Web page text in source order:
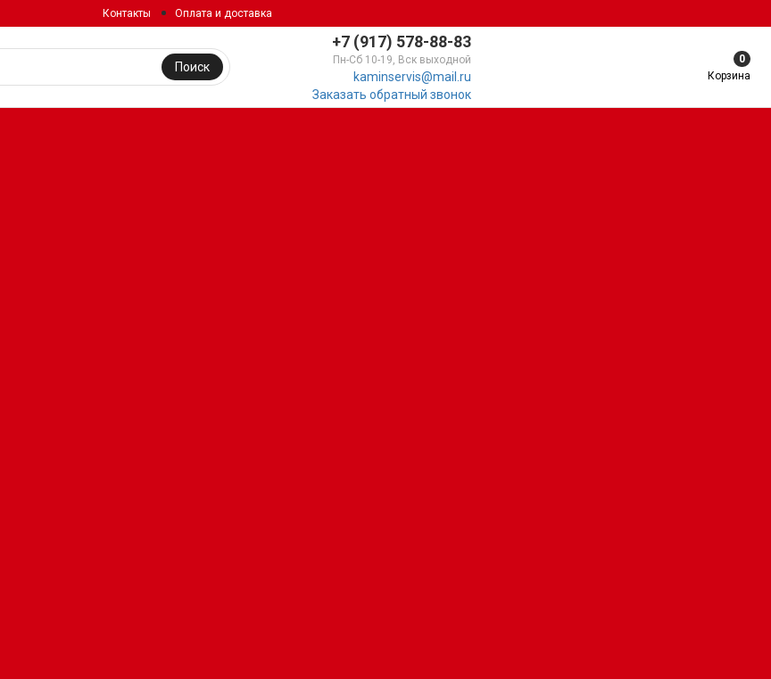
Контакты Оплата и доставка
+7 (917) 578-88-83
Пн-Сб 10-19, Вск выходной
kaminservis@mail.ru
Заказать обратный звонок
Поиск
0
Корзина